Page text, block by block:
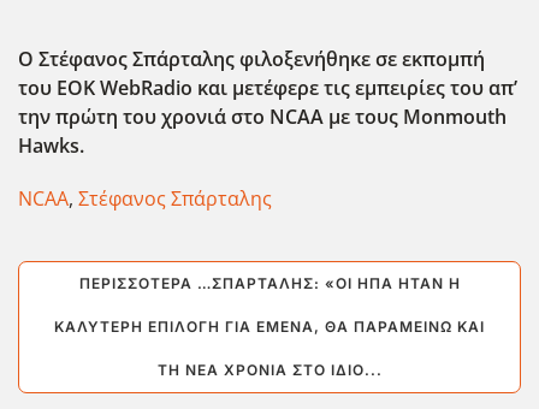
Ο Στέφανος Σπάρταλης φιλοξενήθηκε σε εκπομπή
του ΕΟΚ WebRadio και μετέφερε τις εμπειρίες του απ’
την πρώτη του χρονιά στο NCAA με τους Monmouth
Hawks.
NCAA, Στέφανος Σπάρταλης
ΠΕΡΙΣΣΌΤΕΡΑ …ΣΠΆΡΤΑΛΗΣ: «ΟΙ ΗΠΑ ΉΤΑΝ Η
ΚΑΛΎΤΕΡΗ ΕΠΙΛΟΓΉ ΓΙΑ ΕΜΈΝΑ, ΘΑ ΠΑΡΑΜΕΊΝΩ ΚΑΙ
ΤΗ ΝΈΑ ΧΡΟΝΙΆ ΣΤΟ ΊΔΙΟ...